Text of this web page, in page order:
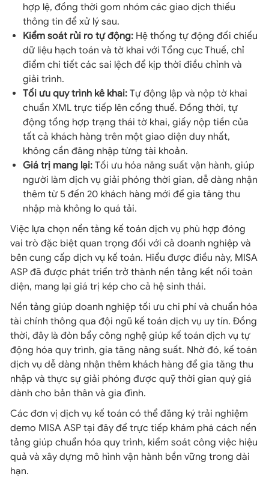
hợp lệ, đồng thời gom nhóm các giao dịch thiếu
thông tin để xử lý sau.
Kiểm soát rủi ro tự động: Hệ thống tự động đối chiếu
dữ liệu hạch toán và tờ khai với Tổng cục Thuế, chỉ
điểm chi tiết các sai lệch để kịp thời điều chỉnh và
giải trình.
Tối ưu quy trình kê khai: Tự động lập và nộp tờ khai
chuẩn XML trực tiếp lên cổng thuế. Đồng thời, tự
động tổng hợp trạng thái tờ khai, giấy nộp tiền của
tất cả khách hàng trên một giao diện duy nhất,
không cần đăng nhập từng tài khoản.
Giá trị mang lại: Tối ưu hóa năng suất vận hành, giúp
người làm dịch vụ giải phóng thời gian, dễ dàng nhận
thêm từ 5 đến 20 khách hàng mới để gia tăng thu
nhập mà không lo quá tải.
Việc lựa chọn nền tảng kế toán dịch vụ phù hợp đóng
vai trò đặc biệt quan trọng đối với cả doanh nghiệp và
bên cung cấp dịch vụ kế toán. Hiểu được điều này, MISA
ASP đã được phát triển trở thành nền tảng kết nối toàn
diện, mang lại giá trị kép cho cả hệ sinh thái.
Nền tảng giúp doanh nghiệp tối ưu chi phí và chuẩn hóa
tài chính thông qua đội ngũ kế toán dịch vụ uy tín. Đồng
thời, đây là đòn bẩy công nghệ giúp kế toán dịch vụ tự
động hóa quy trình, gia tăng năng suất. Nhờ đó, kế toán
dịch vụ dễ dàng nhận thêm khách hàng để gia tăng thu
nhập và thực sự giải phóng được quỹ thời gian quý giá
dành cho bản thân và gia đình.
Các đơn vị dịch vụ kế toán có thể đăng ký trải nghiệm
demo MISA ASP tại đây để trực tiếp khám phá cách nền
tảng giúp chuẩn hóa quy trình, kiểm soát công việc hiệu
quả và xây dựng mô hình vận hành bền vững trong dài
hạn.